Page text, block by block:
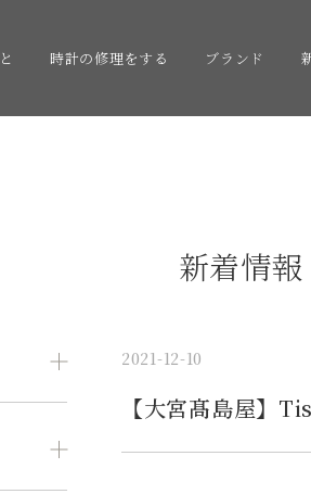
時計の修理をする ブランド
新着情
2021-12-10
【大宮髙島屋】